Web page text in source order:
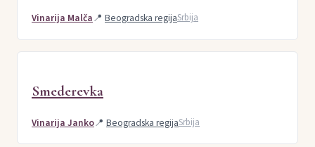
Vinarija Malča📍 Beogradska regijaSrbija
Smederevka
Vinarija Janko📍 Beogradska regijaSrbija